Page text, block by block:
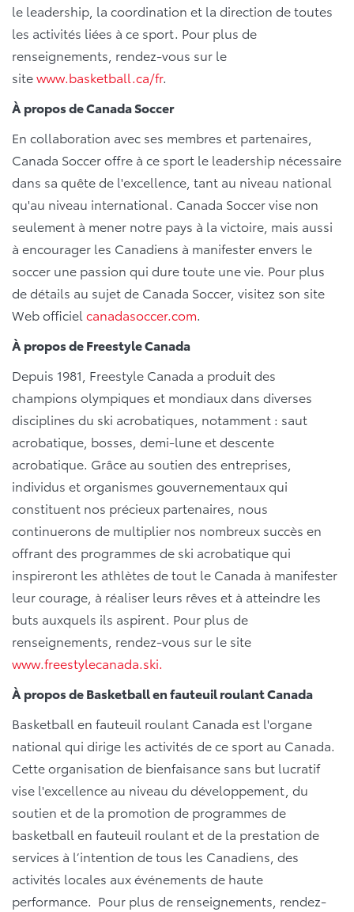
le leadership, la coordination et la direction de toutes
les activités liées à ce sport. Pour plus de
renseignements, rendez-vous sur le
sitewww.basketball.ca/fr.
À propos de Canada Soccer
En collaboration avec ses membres et partenaires,
Canada Soccer offre à ce sport le leadership nécessaire
dans sa quête de l'excellence, tant au niveau national
qu'au niveau international. Canada Soccer vise non
seulement à mener notre pays à la victoire, mais aussi
à encourager les Canadiens à manifester envers le
soccer une passion qui dure toute une vie. Pour plus
de détails au sujet de Canada Soccer, visitez son site
Web officiel canadasoccer.com.
À propos de Freestyle Canada
Depuis 1981, Freestyle Canada a produit des
champions olympiques et mondiaux dans diverses
disciplines du ski acrobatiques, notamment : saut
acrobatique, bosses, demi-lune et descente
acrobatique. Grâce au soutien des entreprises,
individus et organismes gouvernementaux qui
constituent nos précieux partenaires, nous
continuerons de multiplier nos nombreux succès en
offrant des programmes de ski acrobatique qui
inspireront les athlètes de tout le Canada à manifester
leur courage, à réaliser leurs rêves et à atteindre les
buts auxquels ils aspirent. Pour plus de
renseignements, rendez-vous sur le site
www.freestylecanada.ski.
À propos de Basketball en fauteuil roulant Canada
Basketball en fauteuil roulant Canada est l'organe
national qui dirige les activités de ce sport au Canada.
Cette organisation de bienfaisance sans but lucratif
vise l'excellence au niveau du développement, du
soutien et de la promotion de programmes de
basketball en fauteuil roulant et de la prestation de
services à l’intention de tous les Canadiens, des
activités locales aux événements de haute
performance. Pour plus de renseignements, rendez-